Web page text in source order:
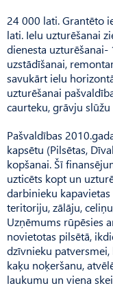
24 000 lati. Grantēto
lati. Ielu uzturēšanai
dienesta uzturēšanai-
uzstādīšanai,
savukārt ielu
uzturēšanai
caurteku, grāvju
Pašvaldības
kapsētu (Pilsētas,
kopšanai. Šī
uzticēts kopt un
darbinieku
teritoriju, zālāju,
Uzņēmums rūpēsies
novietotas pilsētā,
dzīvnieku
kaķu noķeršanu,
laukumu un viena